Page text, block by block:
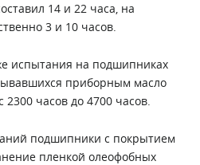
14 и 22 часа, на
3 и 10 часов.
испытания на подшипниках
приборным масло
2300 часов до 4700 часов.
подшипники с покрытием
пленкой олеофобных